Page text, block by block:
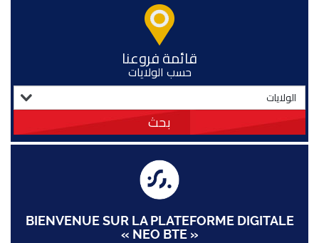
قائمة فروعنا
حسب الولايات
بحث
BIENVENUE SUR LA PLATEFORME DIGITALE
« NEO BTE »